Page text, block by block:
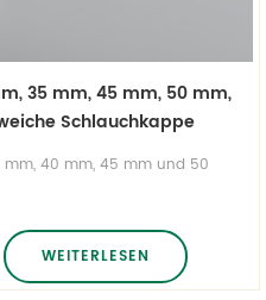
35 mm, 45 mm, 50 mm,
Schlauchkappe
mm, 40 mm, 45 mm und 50
Top-Kappe im neuen Stil
Farbe für Ober-
und Unterteil erhältlich
WEITERLESEN